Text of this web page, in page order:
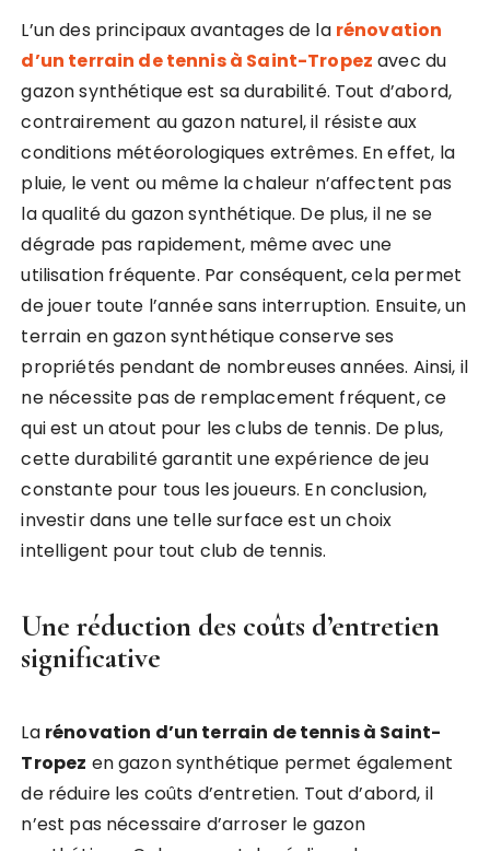
L’un des principaux avantages de la rénovation
d’un terrain de tennis à Saint-Tropez avec du
gazon synthétique est sa durabilité. Tout d’abord,
contrairement au gazon naturel, il résiste aux
conditions météorologiques extrêmes. En effet, la
pluie, le vent ou même la chaleur n’affectent pas
la qualité du gazon synthétique. De plus, il ne se
dégrade pas rapidement, même avec une
utilisation fréquente. Par conséquent, cela permet
de jouer toute l’année sans interruption. Ensuite, un
terrain en gazon synthétique conserve ses
propriétés pendant de nombreuses années. Ainsi, il
ne nécessite pas de remplacement fréquent, ce
qui est un atout pour les clubs de tennis. De plus,
cette durabilité garantit une expérience de jeu
constante pour tous les joueurs. En conclusion,
investir dans une telle surface est un choix
intelligent pour tout club de tennis.
Une réduction des coûts d’entretien
significative
La rénovation d’un terrain de tennis à Saint-
Tropez en gazon synthétique permet également
de réduire les coûts d’entretien. Tout d’abord, il
n’est pas nécessaire d’arroser le gazon